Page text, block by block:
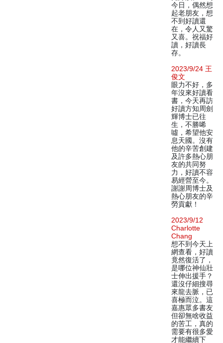
今日，偶然想
起老朋友，想
不到好讀還
在，令人又驚
又喜。祝福好
讀，好讀長
存。
2023/9/24 王
俊文
眼力不好，多
年沒來好讀看
書，今天再訪
好讀方知周劍
輝博士已往
生，不勝唏
噓，希望他安
息天國。沒有
他的辛苦創建
及許多熱心朋
友的共同努
力，好讀不容
易經營至今。
謝謝周博士及
熱心朋友的辛
勞貢獻！
2023/9/12
Charlotte
Chang
想不到今天上
網查看，好讀
竟然復活了，
是哪位神仙壯
士伸出援手？
還沒仔細搜尋
來龍去脈，已
喜極而泣。這
嘉惠眾多書友
但卻無啥收益
的苦工，真的
需要有很多愛
才能繼續下